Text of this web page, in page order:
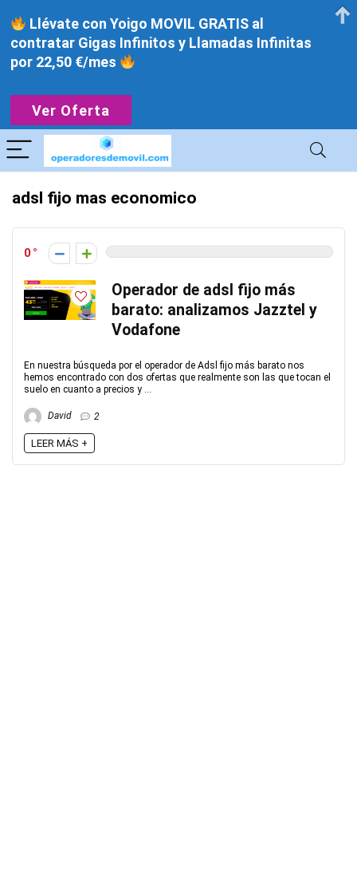
adsl fijo mas economico
0
Operador de adsl fijo más
barato: analizamos Jazztel y
Vodafone
En nuestra búsqueda por el operador de Adsl fijo más barato nos
hemos encontrado con dos ofertas que realmente son las que tocan el
suelo en cuanto a precios y ...
David 2
LEER MÁS +
Llévate con Yoigo MOVIL GRATIS al
contratar Gigas Infinitos y Llamadas Infinitas
por 22,50 €/mes
Ver Oferta